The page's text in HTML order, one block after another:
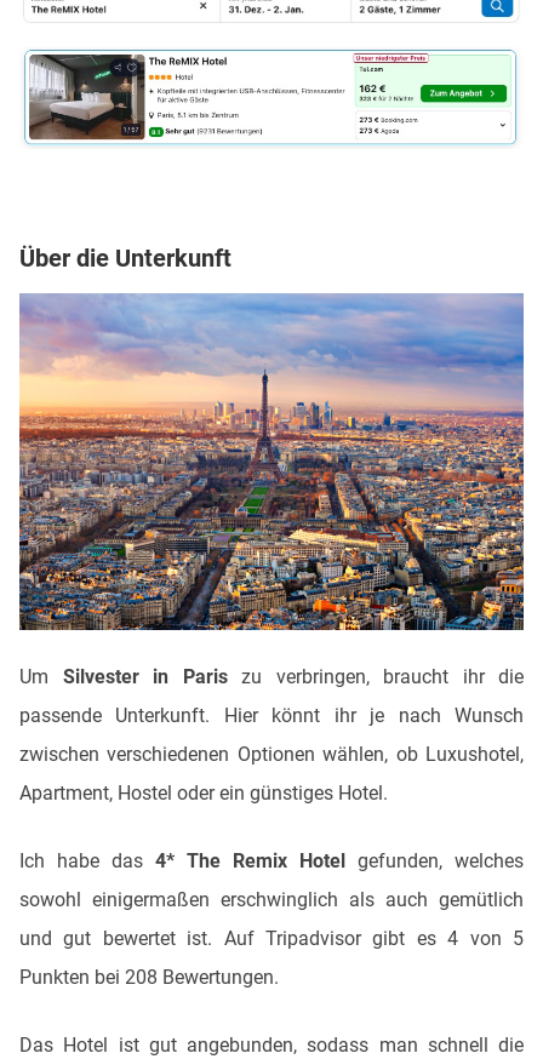
Über die Unterkunft
Um Silvester in Pariszu verbringen, braucht ihr die
passende Unterkunft. Hier könnt ihr je nach Wunsch
zwischen verschiedenen Optionen wählen, ob Luxushotel,
Apartment, Hostel oder ein günstiges Hotel.
Ich habe das 4* The Remix Hotel
gefunden, welches
sowohl einigermaßen erschwinglich als auch gemütlich
und gut bewertet ist. Auf Tripadvisor gibt es 4 von 5
Punkten bei 208 Bewertungen.
Das Hotel ist gut angebunden, sodass man schnell die